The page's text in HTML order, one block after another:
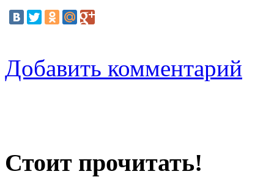
Добавить комментарий
Стоит прочитать!